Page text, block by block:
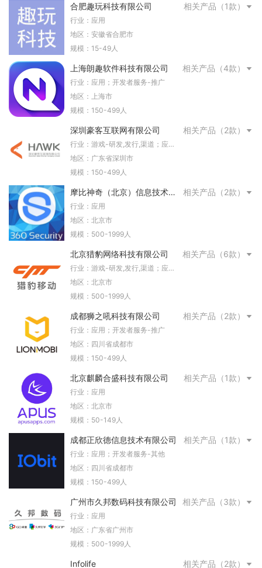
合肥趣玩科技有限公司
行业：应用
地区：安徽省合肥市
规模：15-49人
相关产品（1款）
上海朗趣软件科技有限公司
行业：应用；开发者服务-推广
地区：上海市
规模：150-499人
相关产品（4款）
深圳豪客互联网有限公司
行业：游戏-研发,发行,渠道；应
用；开发者服务-推广,变现
地区：广东省深圳市
规模：150-499人
相关产品（2款）
摩比神奇（北京）信息技术有
限公司
行业：应用
地区：北京市
规模：500-1999人
相关产品（2款）
北京猎豹网络科技有限公司
行业：游戏-研发,发行,渠道；应
用；开发者服务-推广,变现
地区：北京市
规模：500-1999人
相关产品（6款）
成都狮之吼科技有限公司
行业：应用；开发者服务-推广
地区：四川省成都市
规模：150-499人
相关产品（2款）
北京麒麟合盛科技有限公司
行业：应用
地区：北京市
规模：50-149人
相关产品（1款）
成都正欣德信息技术有限公司
行业：应用；开发者服务-其他
地区：四川省成都市
规模：150-499人
相关产品（1款）
广州市久邦数码科技有限公司
行业：应用
地区：广东省广州市
规模：500-1999人
相关产品（3款）
Infolife 相关产品（2款）